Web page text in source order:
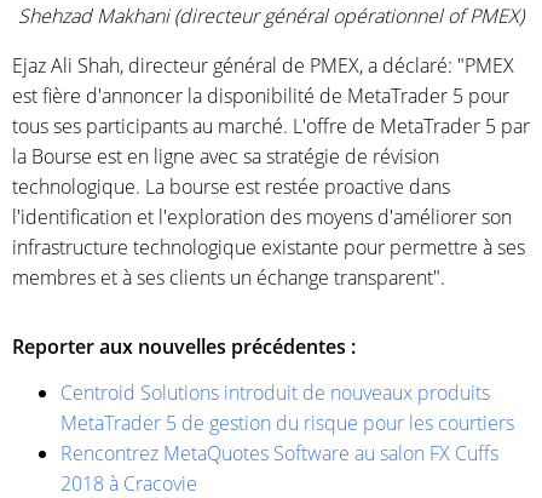
Shehzad Makhani (directeur général opérationnel of PMEX)
Ejaz Ali Shah, directeur général de PMEX, a déclaré: "PMEX
est fière d'annoncer la disponibilité de MetaTrader 5 pour
tous ses participants au marché. L'offre de MetaTrader 5 par
la Bourse est en ligne avec sa stratégie de révision
technologique. La bourse est restée proactive dans
l'identification et l'exploration des moyens d'améliorer son
infrastructure technologique existante pour permettre à ses
membres et à ses clients un échange transparent".
Reporter aux nouvelles précédentes :
Centroid Solutions introduit de nouveaux produits
MetaTrader 5 de gestion du risque pour les courtiers
Rencontrez MetaQuotes Software au salon FX Cuffs
2018 à Cracovie